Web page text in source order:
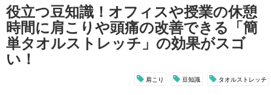
役立つ豆知識！オフィスや授業の休憩
時間に肩こりや頭痛の改善できる「簡
単タオルストレッチ」の効果がスゴ
い！
肩こり 豆知識 タオルストレッチ